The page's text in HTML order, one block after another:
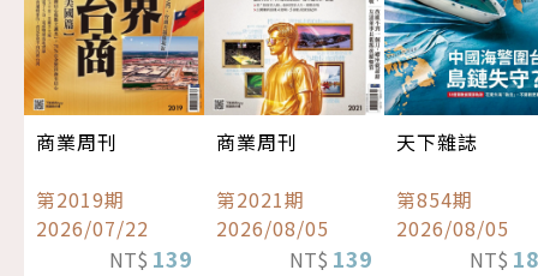
商業周刊
第2019期
2026/07/22
NT$ 139
商業周刊
第2021期
2026/08/05
NT$ 139
天下雜誌
第854期
2026/08/05
NT$